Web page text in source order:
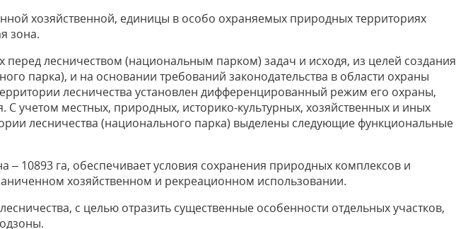
хозяйственной, единицы в особо охраняемых природных территориях
зона.
лесничеством (национальным парком) задач и исходя, из целей создания
парка), и на основании требований законодательства в области охраны
лесничества установлен дифференцированный режим его охраны,
С учетом местных, природных, историко-культурных, хозяйственных и иных
лесничества (национального парка) выделены следующие функциональные
– 10893 га, обеспечивает условия сохранения природных комплексов и
хозяйственном и рекреационном использовании.
с целью отразить существенные особенности отдельных участков,